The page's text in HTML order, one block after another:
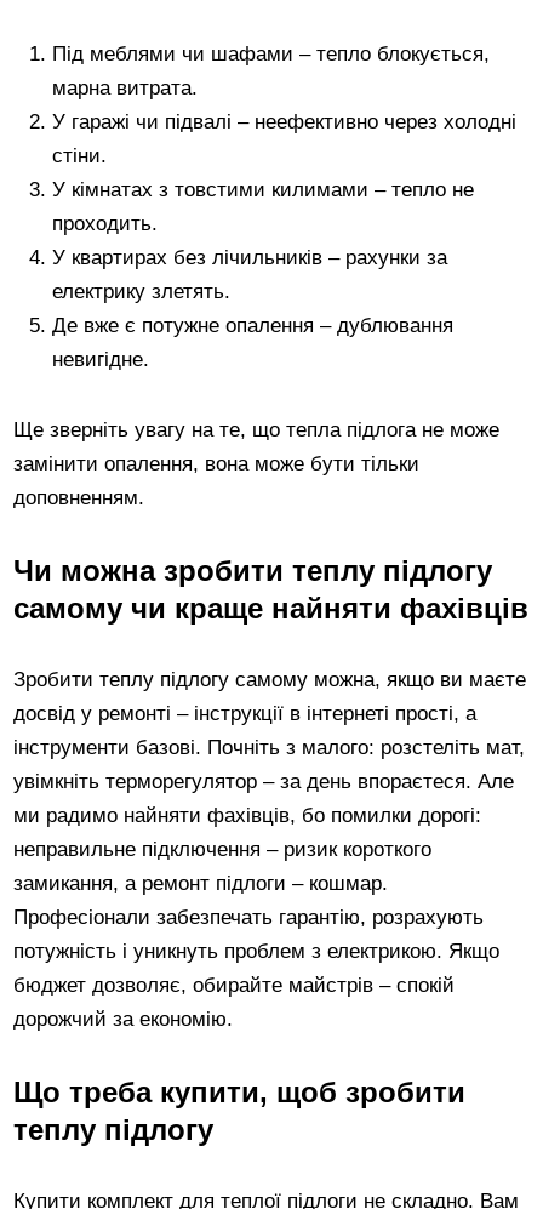
Під меблями чи шафами – тепло блокується,
марна витрата.
У гаражі чи підвалі – неефективно через холодні
стіни.
У кімнатах з товстими килимами – тепло не
проходить.
У квартирах без лічильників – рахунки за
електрику злетять.
Де вже є потужне опалення – дублювання
невигідне.
Ще зверніть увагу на те, що тепла підлога не може
замінити опалення, вона може бути тільки
доповненням.
Чи можна зробити теплу підлогу
самому чи краще найняти фахівців
Зробити теплу підлогу самому можна, якщо ви маєте
досвід у ремонті – інструкції в інтернеті прості, а
інструменти базові. Почніть з малого: розстеліть мат,
увімкніть терморегулятор – за день впораєтеся. Але
ми радимо найняти фахівців, бо помилки дорогі:
неправильне підключення – ризик короткого
замикання, а ремонт підлоги – кошмар.
Професіонали забезпечать гарантію, розрахують
потужність і уникнуть проблем з електрикою. Якщо
бюджет дозволяє, обирайте майстрів – спокій
дорожчий за економію.
Що треба купити, щоб зробити
теплу підлогу
Купити комплект для теплої підлоги не складно. Вам